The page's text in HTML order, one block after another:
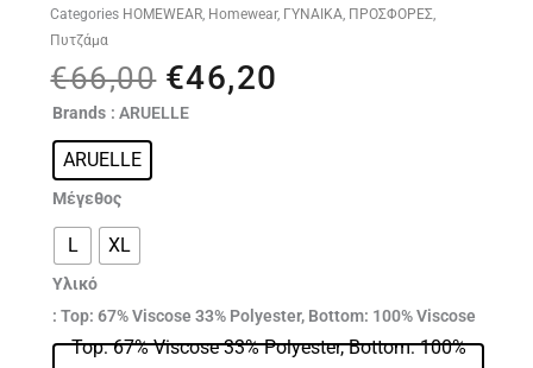
Categories HOMEWEAR, Homewear, ΓΥΝΑΙΚΑ, ΠΡΟΣΦΟΡΕΣ,
Πυτζάμα
€66,00 Original
price
was:
€46,20
Brands : ARUELLE
ARUELLE
Μέγεθος
L XL
Υλικό
: Top: 67% Viscose 33% Polyester, Bottom: 100% Viscose
Top: 67% Viscose 33% Polyester, Bottom: 100%
ARUELLE
pajama
short
ποσότητα